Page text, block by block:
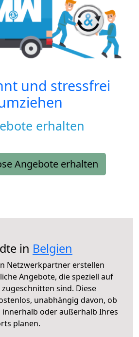
und stressfrei
erhalten
Angebote erhalten
in Belgien
Netzwerkpartner erstellen
Angebote, die speziell auf
sind. Diese
unabhängig davon, ob
innerhalb oder außerhalb Ihres
planen.